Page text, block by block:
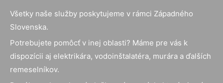
Všetky naše služby poskytujeme v rámci Západného
Slovenska.
Potrebujete pomôcť v inej oblasti? Máme pre vás k
dispozícii aj elektrikára, vodoinštalatéra, murára a ďalších
remeselníkov.